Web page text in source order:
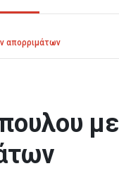
απορριμάτων
με